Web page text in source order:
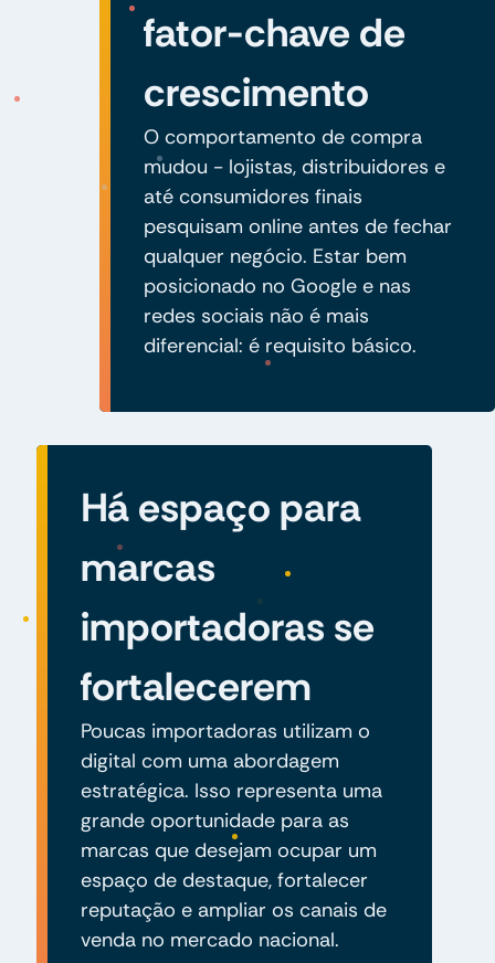
fator-chave de
crescimento
O comportamento de compra
mudou - lojistas, distribuidores e
até consumidores finais
pesquisam online antes de fechar
qualquer negócio. Estar bem
posicionado no Google e nas
redes sociais não é mais
diferencial: é requisito básico.
Há espaço para
marcas
importadoras se
fortalecerem
Poucas importadoras utilizam o
digital com uma abordagem
estratégica. Isso representa uma
grande oportunidade para as
marcas que desejam ocupar um
espaço de destaque, fortalecer
reputação e ampliar os canais de
venda no mercado nacional.